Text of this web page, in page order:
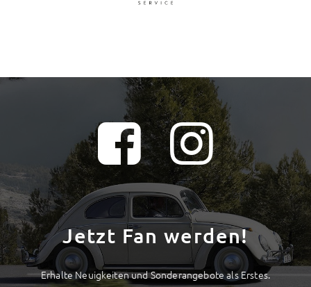
Jetzt Fan werden!
Erhalte Neuigkeiten und Sonderangebote als Erstes.